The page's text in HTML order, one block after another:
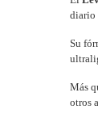
diario
Su
Más
otros